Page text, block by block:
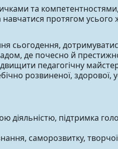
та
навчатися протягом усього
сьогодення,
де почесно й
педагогічну
розвиненої, здорової,
підтримка
саморозвитку, творчої